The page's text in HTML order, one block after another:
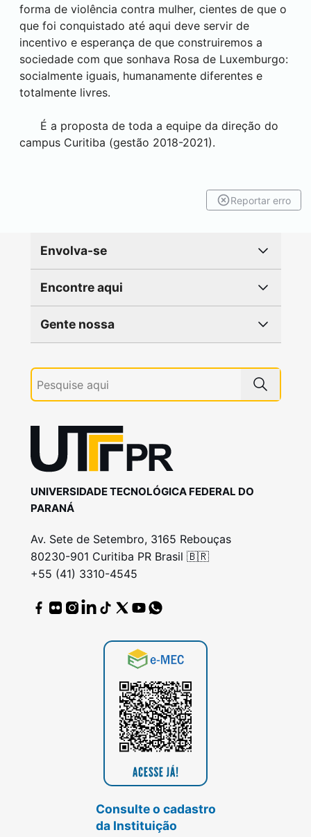
forma de violência contra mulher, cientes de que o
que foi conquistado até aqui deve servir de
incentivo e esperança de que construiremos a
sociedade com que sonhava Rosa de Luxemburgo:
socialmente iguais, humanamente diferentes e
totalmente livres.
É a proposta de toda a equipe da direção do
campus Curitiba (gestão 2018-2021).
Reportar erro
Envolva-se
Encontre aqui
Gente nossa
UNIVERSIDADE TECNOLÓGICA FEDERAL DO
PARANÁ
Av. Sete de Setembro, 3165 Rebouças
80230-901 Curitiba PR Brasil 🇧🇷
+55 (41) 3310-4545
Consulte o cadastro
da Instituição